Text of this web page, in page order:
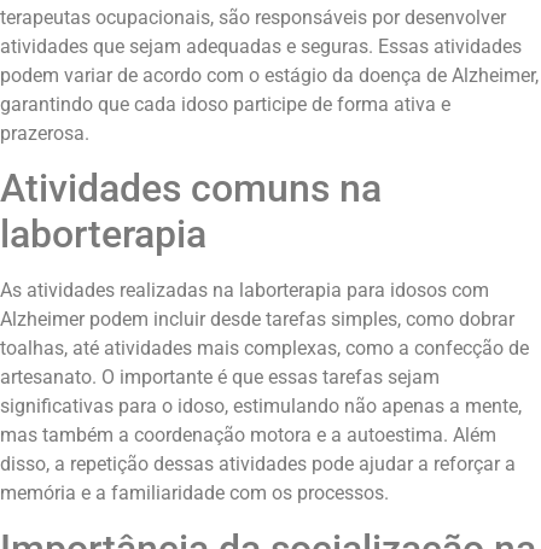
terapeutas ocupacionais, são responsáveis por desenvolver
atividades que sejam adequadas e seguras. Essas atividades
podem variar de acordo com o estágio da doença de Alzheimer,
garantindo que cada idoso participe de forma ativa e
prazerosa.
Atividades comuns na
laborterapia
As atividades realizadas na laborterapia para idosos com
Alzheimer podem incluir desde tarefas simples, como dobrar
toalhas, até atividades mais complexas, como a confecção de
artesanato. O importante é que essas tarefas sejam
significativas para o idoso, estimulando não apenas a mente,
mas também a coordenação motora e a autoestima. Além
disso, a repetição dessas atividades pode ajudar a reforçar a
memória e a familiaridade com os processos.